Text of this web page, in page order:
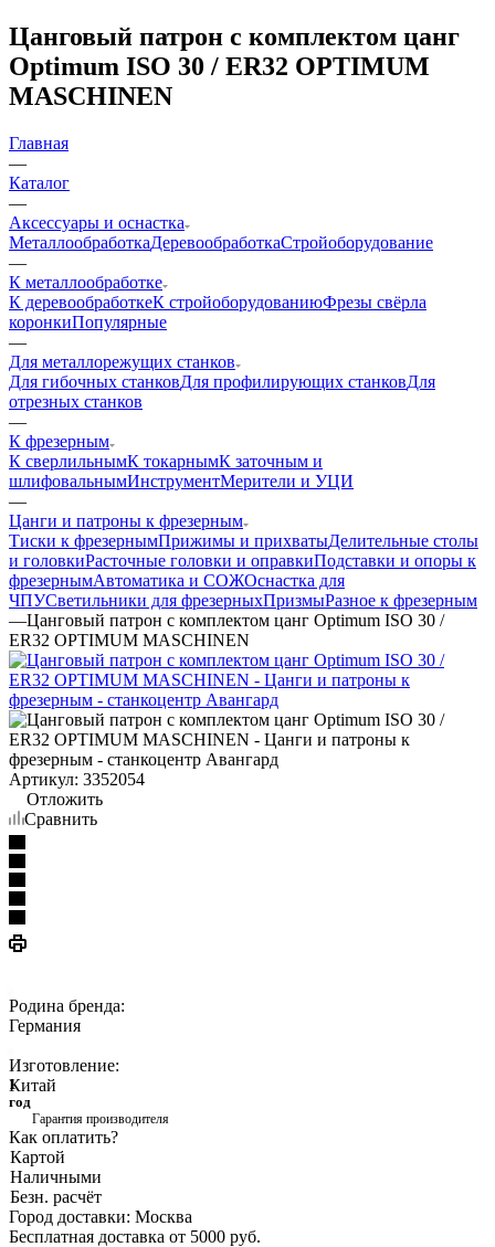
Цанговый патрон с комплектом цанг
Optimum ISO 30 / ER32 OPTIMUM
MASCHINEN
Главная
—
Каталог
—
Аксeccyapы и оснастка
МеталлообработкаДеревообработкаСтройоборудование
—
К металлообработке
К деревообработкеК стройоборудованиюФрезы свёрла
коронкиПопулярные
—
Для металлорежущих станков
Для гибочных станковДля профилирующих станковДля
отрезных станков
—
К фрезерным
К сверлильнымК токарнымК заточным и
шлифовальнымИнструментМерители и УЦИ
—
Цанги и патроны к фрезерным
Тиски к фрезернымПрижимы и прихватыДелительные столы
и головкиРасточные головки и оправкиПодставки и опоры к
фрезернымАвтоматика и СОЖОснастка для
ЧПУСветильники для фрезерныхПризмыРазное к фрезерным
—Цанговый патрон с комплектом цанг Optimum ISO 30 /
ER32 OPTIMUM MASCHINEN
Артикул: 3352054
Отложить
Сравнить
Родина бренда:
Германия
Изготовление:
Китай
1
год
Гарантия производителя
Как оплатить?
Картой
Наличными
Безн. расчёт
Город доставки: Москва
Бесплатная доставка от 5000 руб.